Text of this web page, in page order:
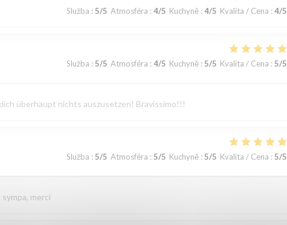
Služba : 5/5 Atmosféra : 4/5 Kuchyně: 4/5 Kvalita / Cena : 4/5
Služba : 5/5 Atmosféra : 4/5 Kuchyně: 5/5 Kvalita / Cena : 5/5
überhaupt nichts auszusetzen! Bravissimo!!!
Služba : 5/5 Atmosféra : 5/5 Kuchyně: 5/5 Kvalita / Cena : 5/5
merci